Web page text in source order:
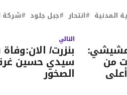
المدنية انتحار جبل جلود شركة
التالي
بنزرت/
سيدي حسين
الصخور
سنوات من